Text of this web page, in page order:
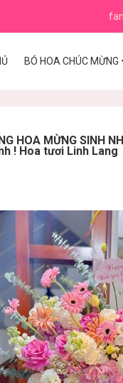
BÓ HOA CHÚC MỪNG
HOA MỪNG SINH
! Hoa tươi Linh Lang